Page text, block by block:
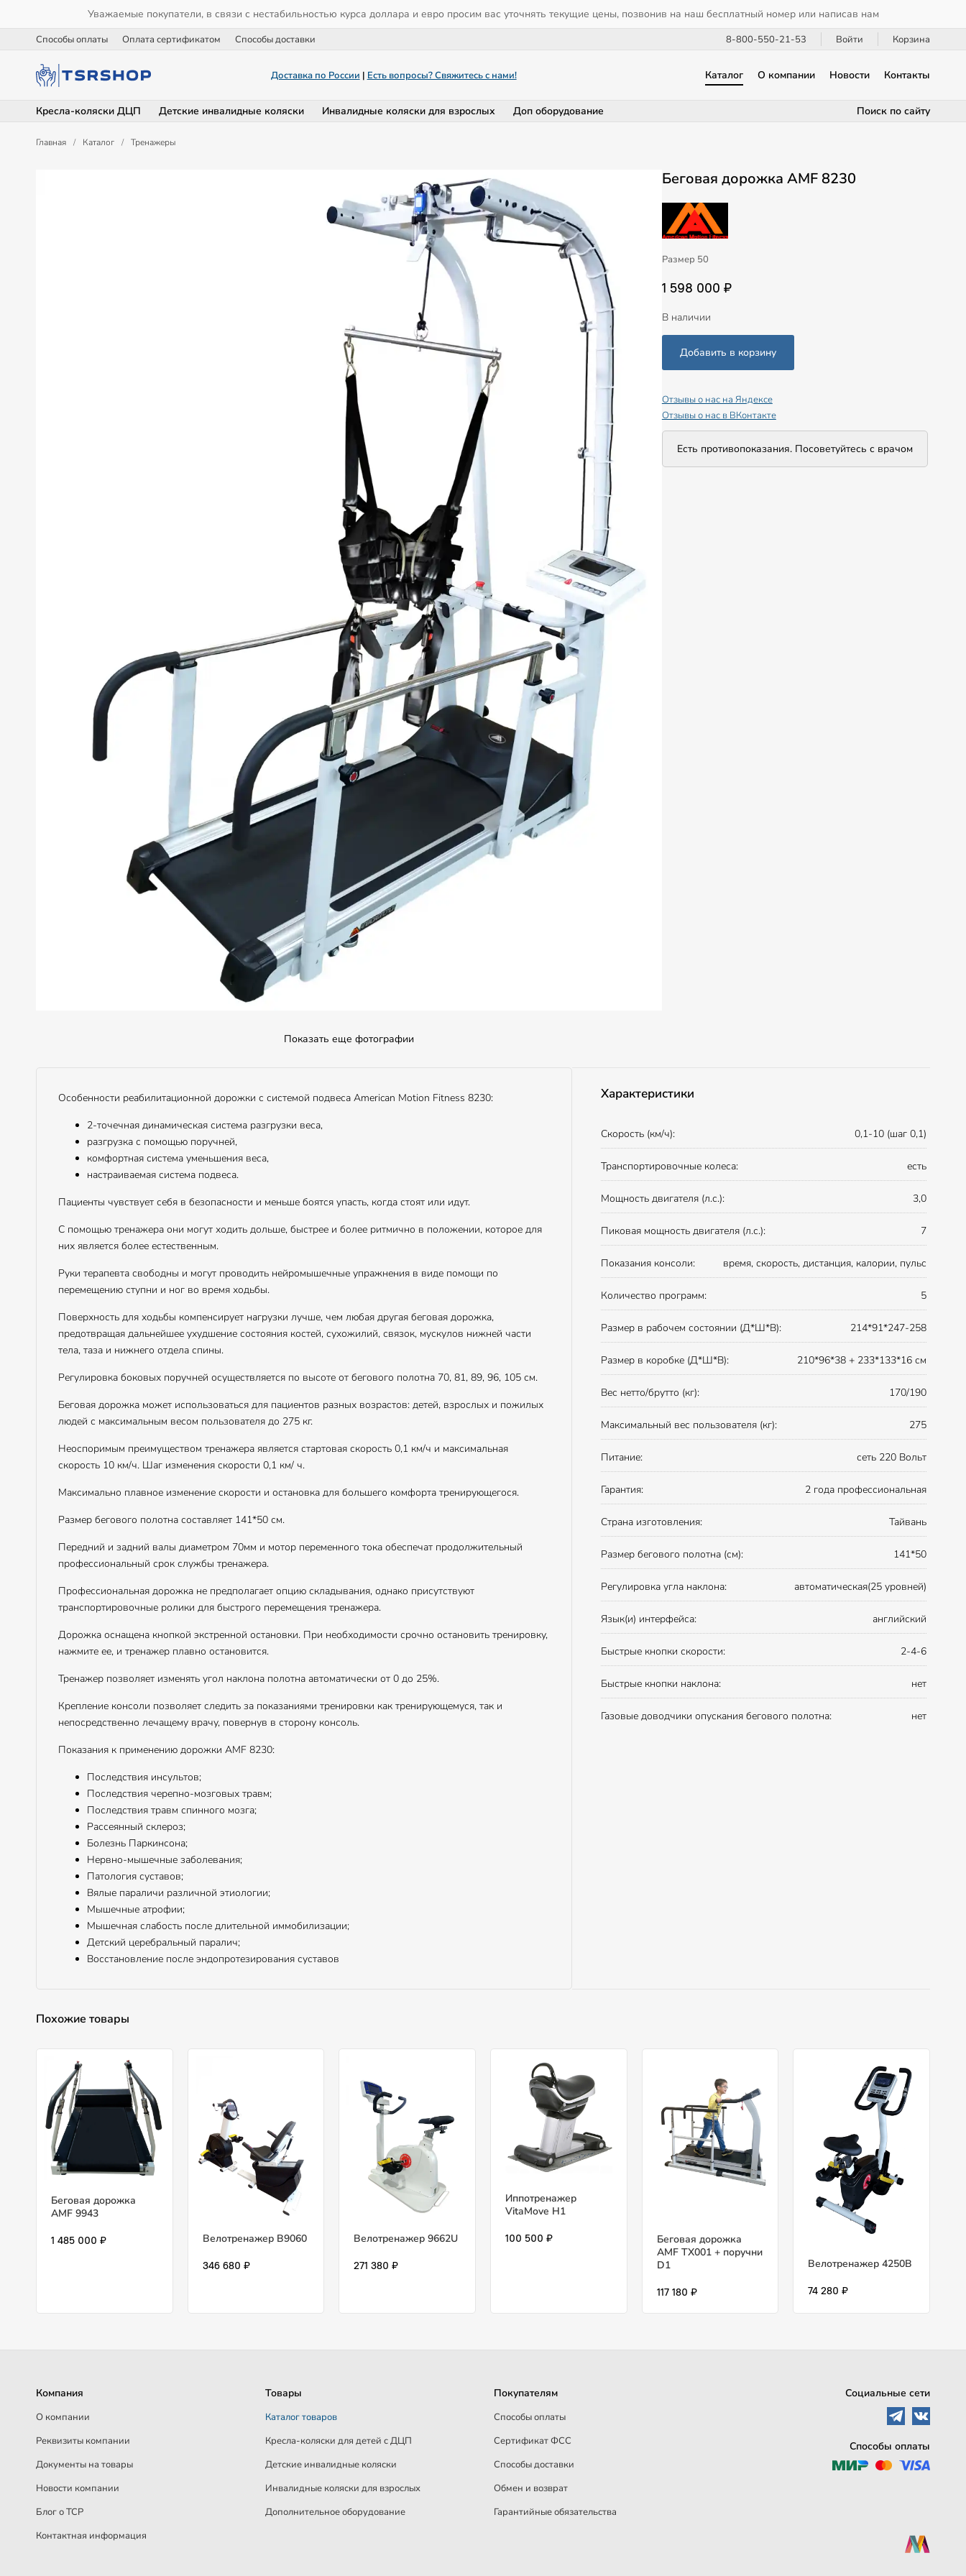
Уважаемые покупатели, в связи с нестабильностью курса доллара и евро просим вас уточнять текущие цены, позвонив на наш бесплатный номер или написав нам
Способы оплаты Оплата сертификатом Способы доставки 8-800-550-21-53 Войти Корзина
Доставка по России | Есть вопросы? Свяжитесь с нами! Каталог О компании Новости Контакты
Кресла-коляски ДЦП Детские инвалидные коляски Инвалидные коляски для взрослых Доп оборудование Поиск по сайту
Главная / Каталог / Тренажеры
Показать еще фотографии
Беговая дорожка AMF 8230
Размер 50
1 598 000 ₽
В наличии
Отзывы о нас на Яндексе
Отзывы о нас в ВКонтакте
Есть противопоказания. Посоветуйтесь с врачом
Особенности реабилитационной дорожки с системой подвеса American Motion Fitness 8230:
2-точечная динамическая система разгрузки веса,
разгрузка с помощью поручней,
комфортная система уменьшения веса,
настраиваемая система подвеса.
Пациенты чувствует себя в безопасности и меньше боятся упасть, когда стоят или идут.
С помощью тренажера они могут ходить дольше, быстрее и более ритмично в положении, которое для
них является более естественным.
Руки терапевта свободны и могут проводить нейромышечные упражнения в виде помощи по
перемещению ступни и ног во время ходьбы.
Поверхность для ходьбы компенсирует нагрузки лучше, чем любая другая беговая дорожка,
предотвращая дальнейшее ухудшение состояния костей, сухожилий, связок, мускулов нижней части
тела, таза и нижнего отдела спины.
Регулировка боковых поручней осуществляется по высоте от бегового полотна 70, 81, 89, 96, 105 см.
Беговая дорожка может использоваться для пациентов разных возрастов: детей, взрослых и пожилых
людей с максимальным весом пользователя до 275 кг.
Неоспоримым преимуществом тренажера является стартовая скорость 0,1 км/ч и максимальная
скорость 10 км/ч. Шаг изменения скорости 0,1 км/ ч.
Максимально плавное изменение скорости и остановка для большего комфорта тренирующегося.
Размер бегового полотна составляет 141*50 см.
Передний и задний валы диаметром 70мм и мотор переменного тока обеспечат продолжительный
профессиональный срок службы тренажера.
Профессиональная дорожка не предполагает опцию складывания, однако присутствуют
транспортировочные ролики для быстрого перемещения тренажера.
Дорожка оснащена кнопкой экстренной остановки. При необходимости срочно остановить тренировку,
нажмите ее, и тренажер плавно остановится.
Тренажер позволяет изменять угол наклона полотна автоматически от 0 до 25%.
Крепление консоли позволяет следить за показаниями тренировки как тренирующемуся, так и
непосредственно лечащему врачу, повернув в сторону консоль.
Показания к применению дорожки AMF 8230:
Последствия инсультов;
Последствия черепно-мозговых травм;
Последствия травм спинного мозга;
Рассеянный склероз;
Болезнь Паркинсона;
Нервно-мышечные заболевания;
Патология суставов;
Вялые параличи различной этиологии;
Мышечные атрофии;
Мышечная слабость после длительной иммобилизации;
Детский церебральный паралич;
Восстановление после эндопротезирования суставов
Характеристики
Скорость (км/ч): 0,1-10 (шаг 0,1)
Транспортировочные колеса: есть
Мощность двигателя (л.с.): 3,0
Пиковая мощность двигателя (л.с.): 7
Показания консоли: время, скорость, дистанция, калории, пульс
Количество программ: 5
Размер в рабочем состоянии (Д*Ш*В): 214*91*247-258
Размер в коробке (Д*Ш*В): 210*96*38 + 233*133*16 см
Вес нетто/брутто (кг): 170/190
Максимальный вес пользователя (кг): 275
Питание: сеть 220 Вольт
Гарантия: 2 года профессиональная
Страна изготовления: Тайвань
Размер бегового полотна (см): 141*50
Регулировка угла наклона: автоматическая(25 уровней)
Язык(и) интерфейса: английский
Быстрые кнопки скорости: 2-4-6
Быстрые кнопки наклона: нет
Газовые доводчики опускания бегового полотна: нет
Похожие товары
Беговая дорожка
AMF 9943
1 485 000 ₽ Велотренажер B9060
346 680 ₽
Велотренажер 9662U
271 380 ₽
Иппотренажер
VitaMove H1
100 500 ₽
Беговая дорожка
AMF TX001 + поручни
D1
117 180 ₽
Велотренажер 4250B
74 280 ₽
Компания
О компании
Реквизиты компании
Документы на товары
Новости компании
Блог о ТСР
Контактная информация
Товары
Каталог товаров
Кресла-коляски для детей c ДЦП
Детские инвалидные коляски
Инвалидные коляски для взрослых
Дополнительное оборудование
Покупателям
Способы оплаты
Сертификат ФСС
Способы доставки
Обмен и возврат
Гарантийные обязательства
Социальные сети
Способы оплаты